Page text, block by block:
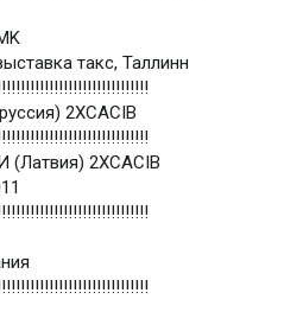
такс, Таллинн
2ХCACIB
2ХCACIB